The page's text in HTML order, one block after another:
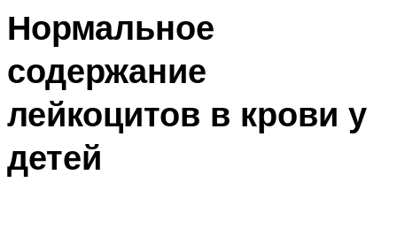
Нормальное
содержание
лейкоцитов в крови у
детей